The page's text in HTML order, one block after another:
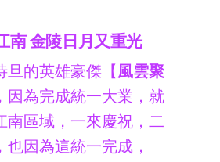
南 金陵日月又重光
旦的英雄豪傑【 風雲聚
因為完成統一大業，就
南區域，一來慶祝，二
也因為這統一完成，